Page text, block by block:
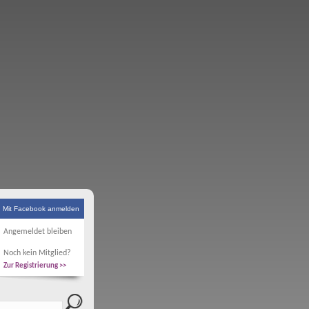
Mit Facebook anmelden
Angemeldet bleiben
Noch kein Mitglied?
Zur Registrierung >>